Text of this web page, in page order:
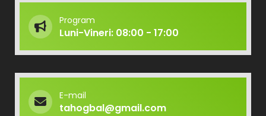
Program
Luni-Vineri: 08:00 - 17:00
E-mail
tahogbal@gmail.com